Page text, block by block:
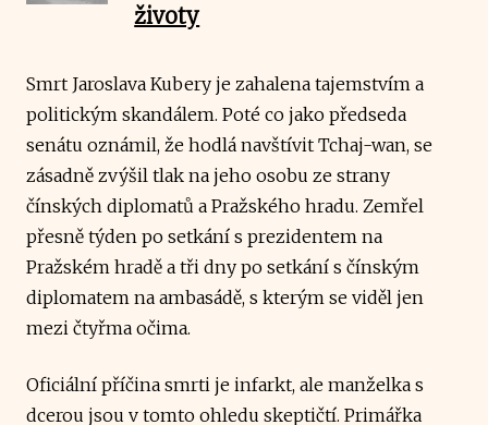
životy
Smrt Jaroslava Kubery je zahalena tajemstvím a
politickým skandálem. Poté co jako předseda
senátu oznámil, že hodlá navštívit Tchaj-wan, se
zásadně zvýšil tlak na jeho osobu ze strany
čínských diplomatů a Pražského hradu. Zemřel
přesně týden po setkání s prezidentem na
Pražském hradě a tři dny po setkání s čínským
diplomatem na ambasádě, s kterým se viděl jen
mezi čtyřma očima.
Oficiální příčina smrti je infarkt, ale manželka s
dcerou jsou v tomto ohledu skeptičtí. Primářka